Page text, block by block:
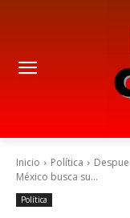
Inicio Política
México busca su...
Política